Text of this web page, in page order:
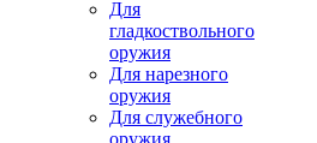
Для
гладкоствольного
оружия
Для нарезного
оружия
Для служебного
оружия